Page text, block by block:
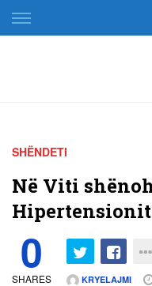
Skip
to
SHËNDETI
Në Viti
Hipertensionit
0
SHARES KRYELAJMI